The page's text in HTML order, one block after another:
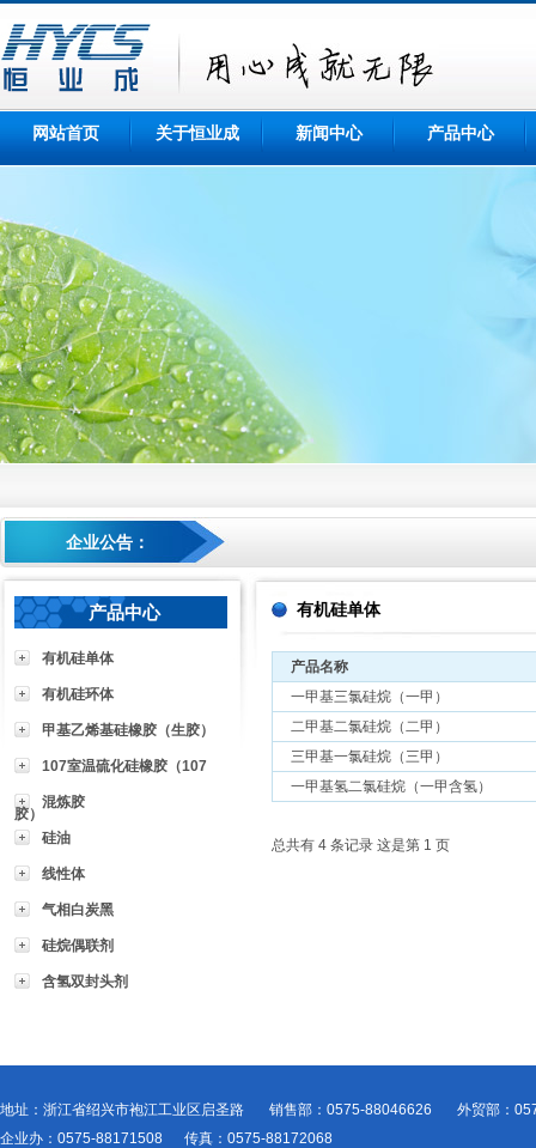
网站首页 关于恒业成 新闻中心 产品中心
企业公告：
产品中心
有机硅单体
有机硅环体
甲基乙烯基硅橡胶（生胶）
107室温硫化硅橡胶（107
胶）
混炼胶
硅油
线性体
气相白炭黑
硅烷偶联剂
含氢双封头剂
有机硅单体
产品名称
一甲基三氯硅烷（一甲）
二甲基二氯硅烷（二甲）
三甲基一氯硅烷（三甲）
一甲基氢二氯硅烷（一甲含氢）
总共有 4 条记录 这是第 1 页
地址：浙江省绍兴市袍江工业区启圣路 销售部：0575-88046626 外贸部：
企业办：0575-88171508 传真：0575-88172068